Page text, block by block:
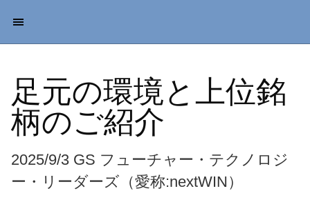
足元の環境と上位銘
柄のご紹介
2025/9/3 GS フューチャー・テクノロジ
ー・リーダーズ（愛称:nextWIN）